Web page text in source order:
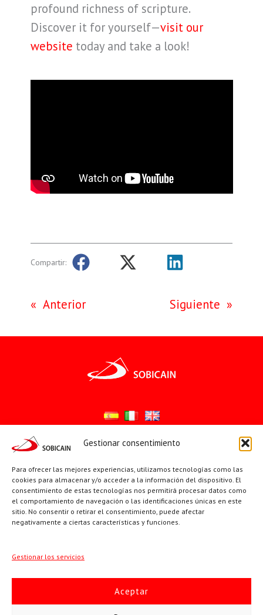
Gestionar consentimiento
Para ofrecer las mejores experiencias, utilizamos tecnologías como las
cookies para almacenar y/o acceder a la información del dispositivo. El
consentimiento de estas tecnologías nos permitirá procesar datos como
el comportamiento de navegación o las identificaciones únicas en este
sitio. No consentir o retirar el consentimiento, puede afectar
negativamente a ciertas características y funciones.
Gestionar los servicios
Aceptar
profound richness of scripture.
Discover it for yourself—visit our
website today and take a look!
Compartir:
« Anterior Siguiente »
YouTube
X Facebook
PÁGINAS INSTITUCIONALES